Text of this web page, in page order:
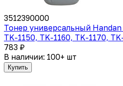
3512390000
Тонер универсальный
TK-1150, TK-1160, TK-1170,
783 ₽
В наличии: 100+ шт
Купить